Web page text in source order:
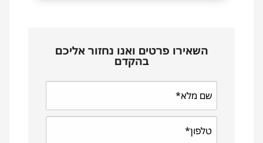
השאירו פרטים ואנו נחזור אליכם
בהקדם